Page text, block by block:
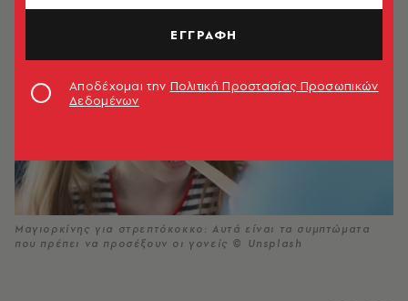
Μαγιορκίνης για στρεπτόκοκκο: Αυτά είναι τα συμπτώματα
που πρέπει να προσέξουν οι γονείς © Unsplash
ΕΓΓΡΑΦΗ
Αποδέχομαι την Πολιτική Προστασίας Προσωπικών
Δεδομένων